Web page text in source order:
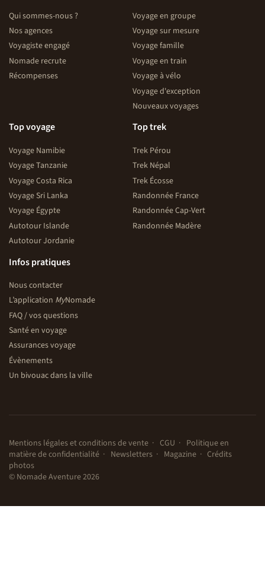
Qui sommes-nous ?
Nos agences
Voyagiste engagé
Nomade recrute
Récompenses
Voyage en groupe
Voyage sur mesure
Voyage famille
Voyage en train
Voyage à vélo
Voyage d'exception
Nouveaux voyages
Top voyage
Voyage Namibie
Voyage Tanzanie
Voyage Costa Rica
Voyage Sri Lanka
Voyage Égypte
Autotour Islande
Autotour Jordanie
Top trek
Trek Pérou
Trek Népal
Trek Écosse
Randonnée France
Randonnée Cap-Vert
Randonnée Madère
Infos pratiques
Nous contacter
L’application MyNomade
FAQ / vos questions
Santé en voyage
Assurances voyage
Évènements
Un bivouac dans la ville
Mentions légales et conditions de vente CGU
Politique en
matière de confidentialité
Newsletters Magazine
Crédits
photos
© Nomade Aventure 2026